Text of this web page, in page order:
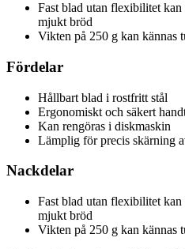
Fast blad utan flexibilitet
mjukt bröd
Vikten på 250 g kan kännas
Fördelar
Hållbart blad i rostfritt stål
Ergonomiskt och säkert
Kan rengöras i diskmaskin
Lämplig för precis skärning
Nackdelar
Fast blad utan flexibilitet
mjukt bröd
Vikten på 250 g kan kännas